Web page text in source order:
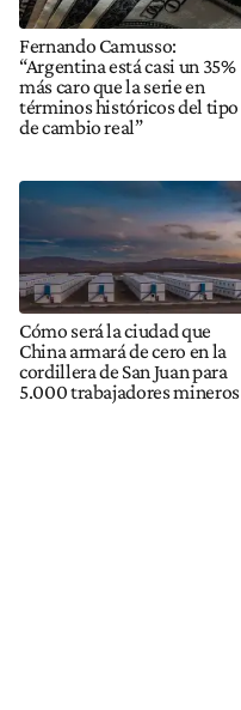
Fernando Camusso:
“Argentina está casi un 35%
más caro que la serie en
términos históricos del tipo
de cambio real”
Cómo será la ciudad que
China armará de cero en la
cordillera de San Juan para
5.000 trabajadores mineros